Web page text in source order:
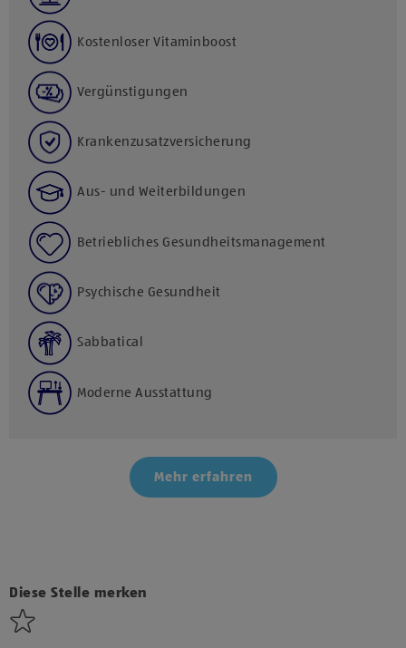
Kostenloser Vitaminboost
Vergünstigungen
Krankenzusatzversicherung
Aus- und Weiterbildungen
Betriebliches Gesundheitsmanagement
Psychische Gesundheit
Sabbatical
Moderne Ausstattung
Mehr erfahren
Diese Stelle merken